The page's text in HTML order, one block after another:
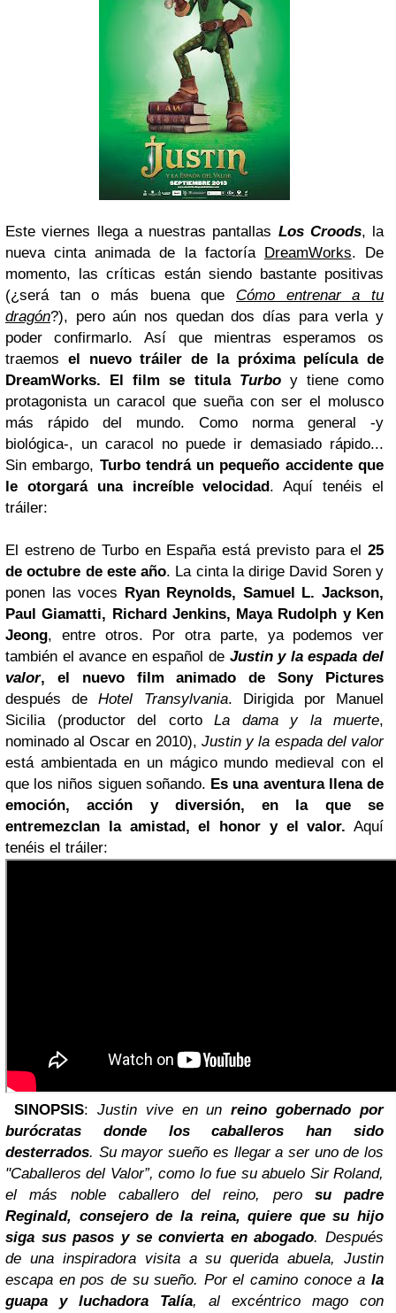
Este viernes llega a nuestras pantallas Los Croods, la
nueva cinta animada de la factoría DreamWorks. De
momento, las críticas están siendo bastante positivas
(¿será tan o más buena que Cómo entrenar a tu
dragón?), pero aún nos quedan dos días para verla y
poder confirmarlo. Así que mientras esperamos os
traemos el nuevo tráiler de la próxima película de
DreamWorks. El film se titula Turboy tiene como
protagonista un caracol que sueña con ser el molusco
más rápido del mundo. Como norma general -y
biológica-, un caracol no puede ir demasiado rápido...
Sin embargo, Turbo tendrá un pequeño accidente que
le otorgará una increíble velocidad. Aquí tenéis el
tráiler:
El estreno de Turbo en España está previsto para el 25
de octubre de este año. La cinta la dirige David Soren y
ponen las voces Ryan Reynolds, Samuel L. Jackson,
Paul Giamatti, Richard Jenkins, Maya Rudolph y Ken
Jeong, entre otros. Por otra parte, ya podemos ver
también el avance en español de Justin y la espada del
valor, el nuevo film animado de Sony Pictures
después deHotel Transylvania. Dirigida por Manuel
Sicilia (productor del corto La dama y la muerte,
nominado al Oscar en 2010), Justin y la espada del valor
está ambientada en un mágico mundo medieval con el
que los niños siguen soñando. Es una aventura llena de
emoción, acción y diversión, en la que se
entremezclan la amistad, el honor y el valor. Aquí
tenéis el tráiler:
SINOPSIS: Justin vive en unreino gobernado por
burócratas donde los caballeros han sido
desterrados. Su mayor sueño es llegar a ser uno de los
"Caballeros del Valor”, como lo fue su abuelo Sir Roland,
el más noble caballero del reino, pero su padre
Reginald, consejero de la reina, quiere que su hijo
siga sus pasos y se convierta en abogado. Después
de una inspiradora visita a su querida abuela, Justin
escapa en pos de su sueño. Por el camino conoce a la
guapa y luchadora Talía, al excéntrico mago con